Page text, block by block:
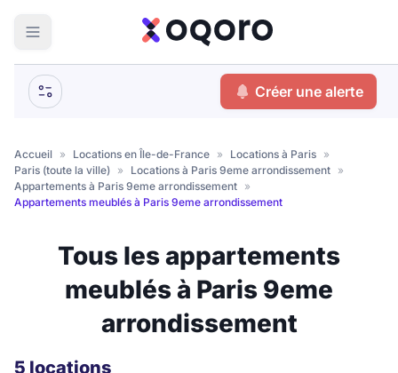
Votre
Que recherchez-vous ?
Colocation Coliving
Résidence étudiante
Meublé ?
recherche
Créer une alerte
Accueil » Locations en Île-de-France » Locations à Paris »
Paris (toute la ville) » Locations à Paris 9eme arrondissement »
Appartements à Paris 9eme arrondissement »
Appartements meublés à Paris 9eme arrondissement
Tous les appartements
meublés à Paris 9eme
arrondissement
5 locations